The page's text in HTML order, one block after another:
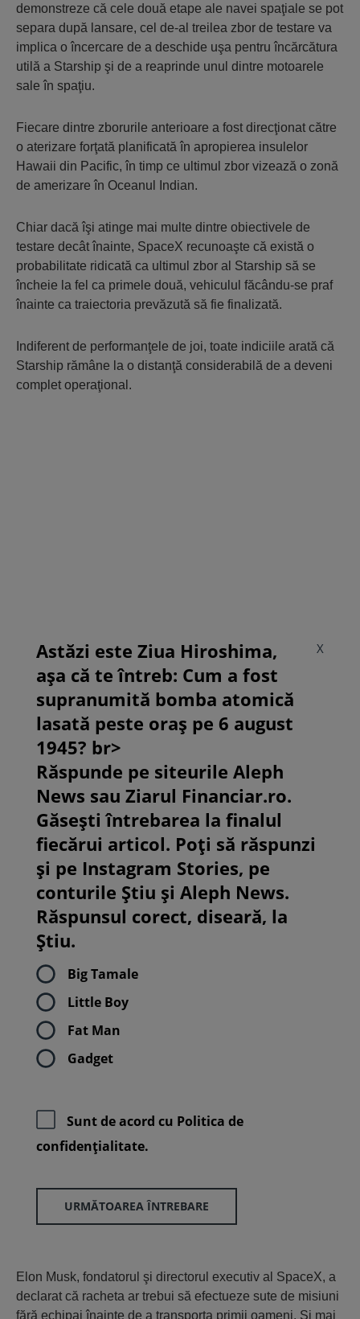
demonstreze că cele două etape ale navei spaţiale se pot
separa după lansare, cel de-al treilea zbor de testare va
implica o încercare de a deschide uşa pentru încărcătura
utilă a Starship şi de a reaprinde unul dintre motoarele
sale în spaţiu.
Fiecare dintre zborurile anterioare a fost direcţionat către
o aterizare forţată planificată în apropierea insulelor
Hawaii din Pacific, în timp ce ultimul zbor vizează o zonă
de amerizare în Oceanul Indian.
Chiar dacă îşi atinge mai multe dintre obiectivele de
testare decât înainte, SpaceX recunoaşte că există o
probabilitate ridicată ca ultimul zbor al Starship să se
încheie la fel ca primele două, vehiculul făcându-se praf
înainte ca traiectoria prevăzută să fie finalizată.
Indiferent de performanţele de joi, toate indiciile arată că
Starship rămâne la o distanţă considerabilă de a deveni
complet operaţional.
X
Astăzi este Ziua Hiroshima,
așa că te întreb: Cum a fost
supranumită bomba atomică
lasată peste oraș pe 6 august
1945? br>
Răspunde pe siteurile Aleph
News sau Ziarul Financiar.ro.
Găsești întrebarea la finalul
fiecărui articol. Poți să răspunzi
și pe Instagram Stories, pe
conturile Știu și Aleph News.
Răspunsul corect, diseară, la
Știu.
Big Tamale
Little Boy
Fat Man
Gadget
Sunt de acord cu Politica de
confidenţialitate.
URMĂTOAREA ÎNTREBARE
Elon Musk, fondatorul şi directorul executiv al SpaceX, a
declarat că racheta ar trebui să efectueze sute de misiuni
fără echipaj înainte de a transporta primii oameni. Şi mai